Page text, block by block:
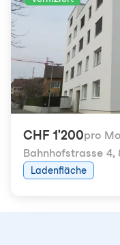
CHF 1'200pro
Bahnhofstrasse 4,
Ladenfläche